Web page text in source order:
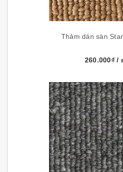
Thảm dán sàn
260.000₫/